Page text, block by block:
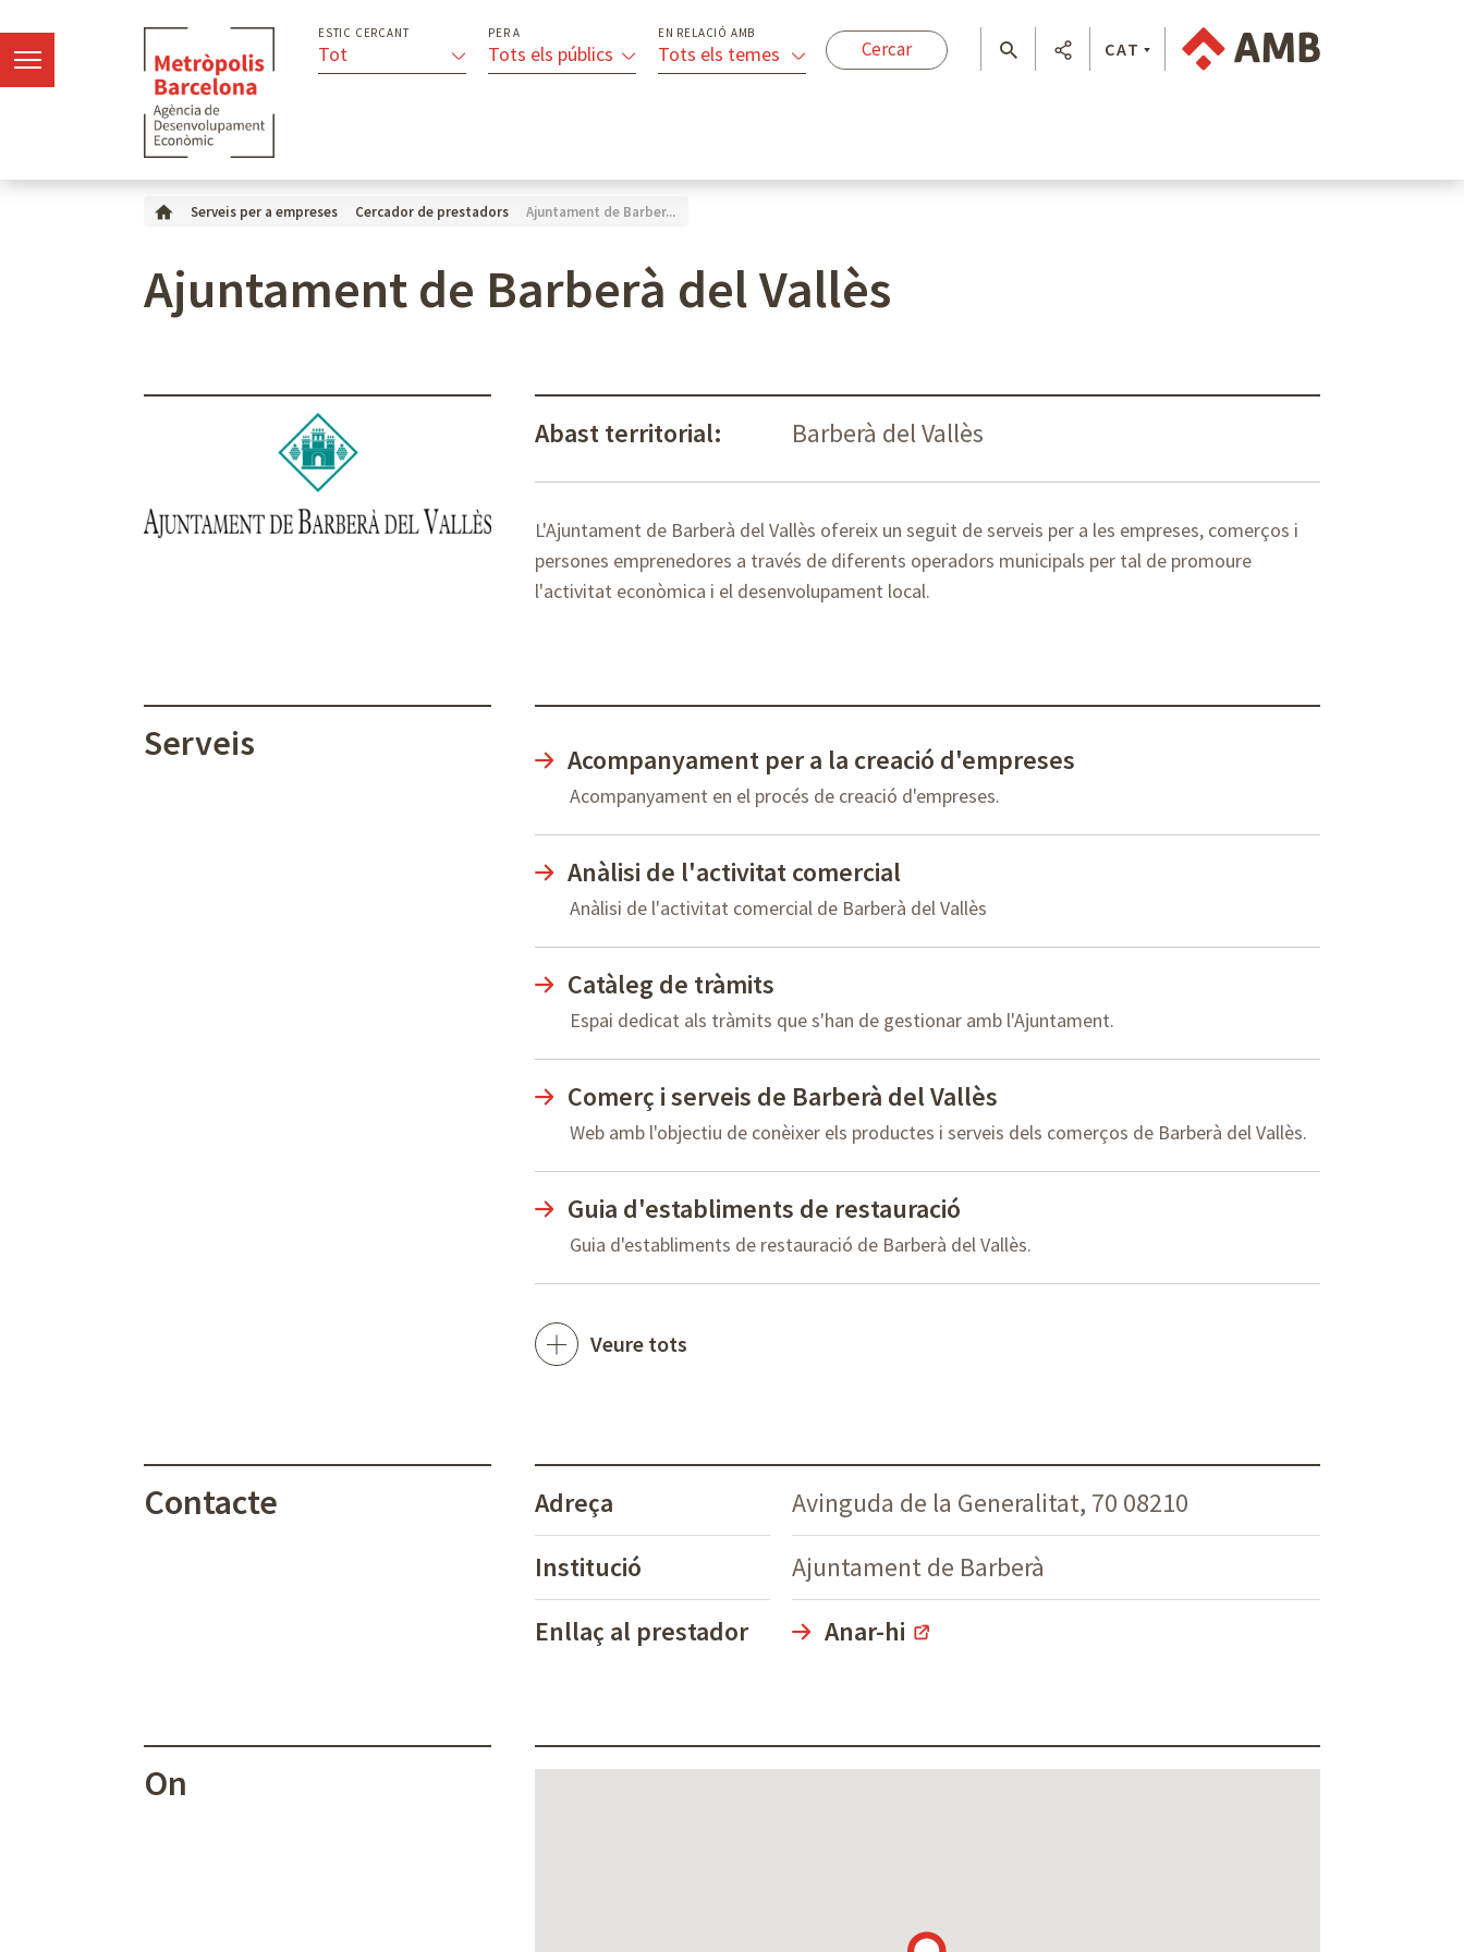
ESTIC CERCANT
Tot
PER A
Tots els públics
EN RELACIÓ AMB
Tots els temes CAT
Serveis per a empreses Cercador de prestadors Ajuntament de Barber...
Ajuntament de Barberà del Vallès
Abast territorial: Barberà del Vallès
L'Ajuntament de Barberà del Vallès ofereix un seguit de serveis per a les empreses, comerços i
persones emprenedores a través de diferents operadors municipals per tal de promoure
l'activitat econòmica i el desenvolupament local.
Serveis Acompanyament per a la creació d'empreses
Acompanyament en el procés de creació d'empreses.
Anàlisi de l'activitat comercial
Anàlisi de l'activitat comercial de Barberà del Vallès
Catàleg de tràmits
Espai dedicat als tràmits que s'han de gestionar amb l'Ajuntament.
Comerç i serveis de Barberà del Vallès
Web amb l'objectiu de conèixer els productes i serveis dels comerços de Barberà del Vallès.
Guia d'establiments de restauració
Guia d'establiments de restauració de Barberà del Vallès.
Veure tots
Contacte Adreça
Avinguda de la Generalitat, 70 08210
Institució
Ajuntament de Barberà
Enllaç al prestador
Anar-hi
On